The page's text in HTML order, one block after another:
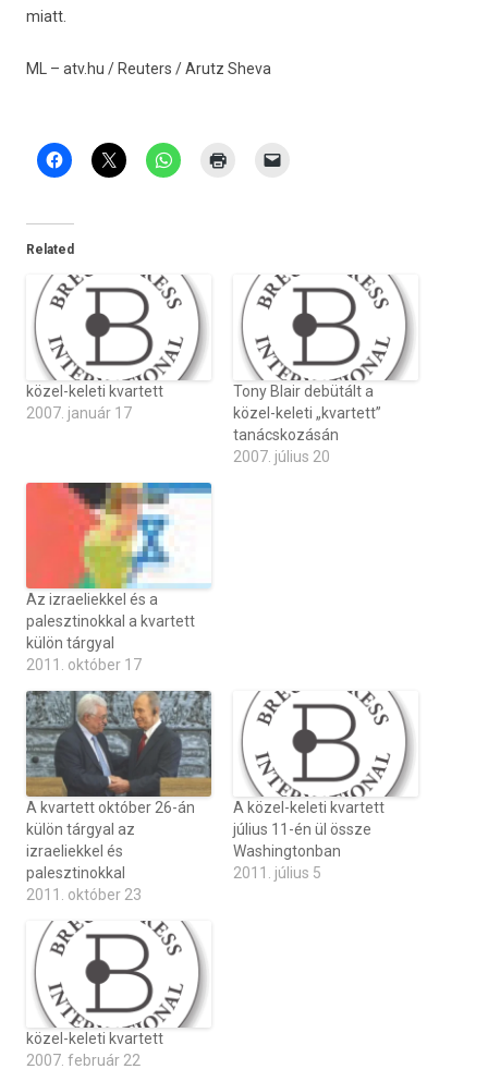
miatt.
ML – atv.hu / Re­ut­ers / Arutz Sheva
Related
közel-keleti kvartett
2007. január 17
Tony Blair debütált a
közel-keleti „kvartett”
tanácskozásán
2007. július 20
Az izraeliekkel és a
palesztinokkal a kvartett
külön tárgyal
2011. október 17
A kvartett október 26-án
külön tárgyal az
izraeliekkel és
palesztinokkal
2011. október 23
A közel-keleti kvartett
július 11-én ül össze
Washingtonban
2011. július 5
közel-keleti kvartett
2007. február 22